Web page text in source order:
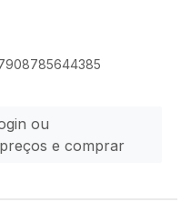
ou
e comprar